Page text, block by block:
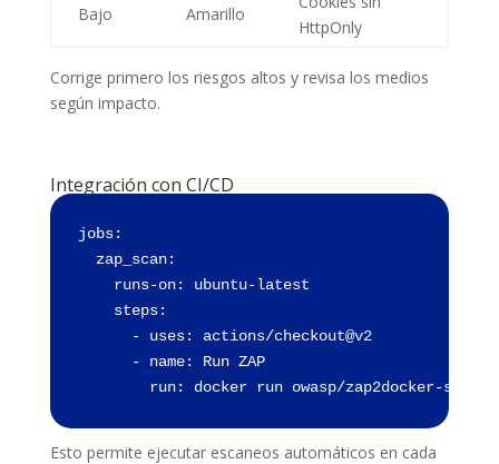
Bajo Amarillo
HttpOnly
Corrige primero los riesgos altos y revisa los medios
según impacto.
Integración con CI/CD
jobs:
  zap_scan:
    runs-on: ubuntu-latest
    steps:
      - uses: actions/checkout@v2
      - name: Run ZAP
run: docker run owasp/zap2docker-
Esto permite ejecutar escaneos automáticos en cada